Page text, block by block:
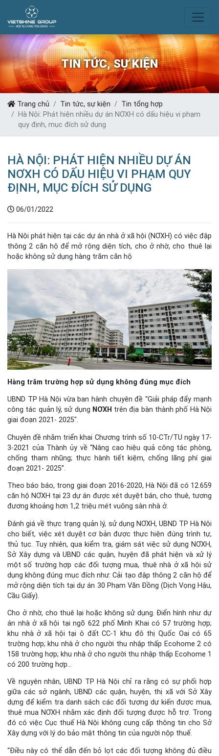
TIN TỨC, SỰ KIỆN
Trang chủ Tin tức, sự kiện
Tin tổng hợp
Hà Nội: Phát hiện nhiều dự án NƠXH có dấu hiệu vi phạm
quy định, mục đích sử dụng
HÀ NỘI: PHÁT HIỆN NHIỀU DỰ ÁN
NƠXH CÓ DẤU HIỆU VI PHẠM QUY
ĐỊNH, MỤC ĐÍCH SỬ DỤNG
06/01/2022
Hà Nội phát hiện tại các dự án nhà ở xã hội (NƠXH) có việc đập
thông 2 căn hộ để mở rộng diện tích, cho ở nhờ, cho thuê lại
hoặc không sử dụng hàng trăm căn hộ
Hàng trăm trường hợp sử dụng không đúng mục đích
UBND TP Hà Nội vừa ban hành chuyên đề “Giải pháp đẩy mạnh
công tác quản lý, sử dụng NƠXH trên địa bàn thành phố Hà Nội
giai đoạn 2021- 2025″.
Chuyên đề nhằm triển khai Chương trình số 10-CTr/TU ngày 17-
3-2021 của Thành ủy về “Nâng cao hiệu quả công tác phòng,
chống tham nhũng; thực hành tiết kiệm, chống lãng phí giai
đoạn 2021- 2025”.
Theo báo báo, trong giai đoạn 2016-2020, Hà Nội đã có 12.659
căn hộ NƠXH tại 23 dự án được xét duyệt bán, cho thuê, tương
đương khoảng hơn 1,2 triệu mét vuông sàn nhà ở.
Đánh giá về thực trạng quản lý, sử dụng NƠXH, UBND TP Hà Nội
cho biết, việc xét duyệt cơ bản được thực hiện đúng trình tự,
thủ tục. Tuy nhiên, qua kiểm tra, giám sát việc sử dụng NƠXH,
Sở Xây dựng và UBND các quận, huyện đã phát hiện và xử lý
một số trường hợp các đối tượng mua, thuê nhà ở xã hội sử
dụng không đúng mục đích như: Cải tạo đập thông 2 căn hộ để
mở rộng diện tích tại dự án 30 Phạm Văn Đồng (Dịch Vọng Hậu,
Cầu Giấy).
Cho ở nhờ, cho thuê lại hoặc không sử dụng. Điển hình như dự
án nhà ở xã hội tại ngõ 622 phố Minh Khai có 57 trường hợp;
khu nhà ở xã hội tại ô đất CC-1 khu đô thị Quốc Oai có 65
trường hợp; khu nhà ở cho người thu nhập thấp Ecohome 2 có
158 trường hợp; khu nhà ở cho người thu nhập thấp Ecohome 1
có 200 trường hợp…
Về nguyên nhân, UBND TP Hà Nội chỉ ra rằng có sự phối hợp
giữa các sở ngành, UBND các quận, huyện, thị xã với Sở Xây
dựng để kiểm tra danh sách các đối tượng dự kiến được mua,
thuê mua NƠXH nhằm xác định đối tượng được hỗ trợ. Trong
đó có việc Cục thuế Hà Nội không cung cấp thông tin cho Sở
Xây dựng với lý do bảo mật thông tin của người nộp thuế.
“Điều này có thể dẫn đến bỏ lọt các đối tượng không đủ điều